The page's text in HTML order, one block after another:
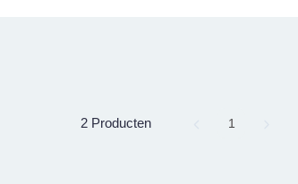
2 Producten Page
1